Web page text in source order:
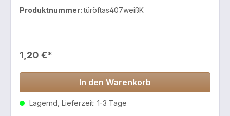
Produktnummer:türöftas407weißK
1,20 €*
In den Warenkorb
Lagernd, Lieferzeit: 1-3 Tage